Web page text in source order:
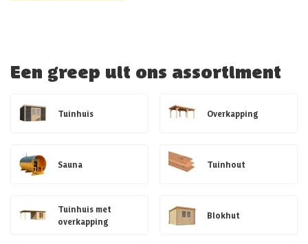
Een greep uit ons assortiment
Tuinhuis Overkapping
Sauna Tuinhout
Tuinhuis met
overkapping
Blokhut